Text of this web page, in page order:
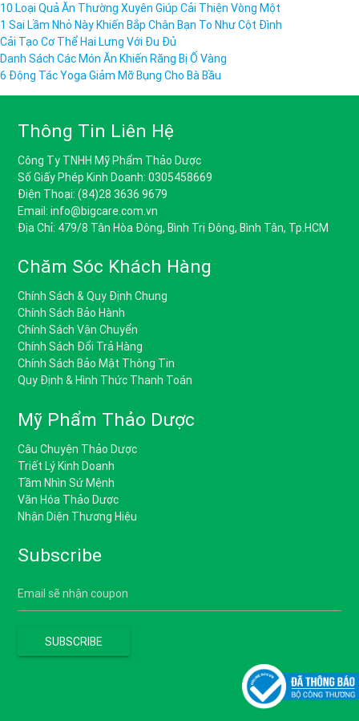
10 Loại Quả Ăn Thường Xuyên Giúp Cải Thiện Vòng Một
1 Sai Lầm Nhỏ Này Khiến Bắp Chân Bạn To Như Cột Đình
Cải Tạo Cơ Thể Hai Lưng Với Đu Đủ
Danh Sách Các Món Ăn Khiến Răng Bị Ố Vàng
6 Động Tác Yoga Giảm Mỡ Bụng Cho Bà Bầu
Thông Tin Liên Hệ
Công Ty TNHH Mỹ Phẩm Thảo Dược
Số Giấy Phép Kinh Doanh: 0305458669
Điện Thoại: (84)28 3636 9679
Email: info@bigcare.com.vn
Địa Chỉ: 479/8 Tân Hòa Đông, Bình Trị Đông, Bình Tân, Tp.HCM
Chăm Sóc Khách Hàng
Chính Sách & Quy Định Chung
Chính Sách Bảo Hành
Chính Sách Vận Chuyển
Chính Sách Đổi Trả Hàng
Chính Sách Bảo Mật Thông Tin
Quy Định & Hình Thức Thanh Toán
Mỹ Phẩm Thảo Dược
Câu Chuyện Thảo Dược
Triết Lý Kinh Doanh
Tầm Nhìn Sứ Mệnh
Văn Hóa Thảo Dược
Nhận Diện Thương Hiệu
Subscribe